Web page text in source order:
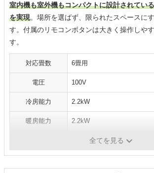
室内機も室外機もコンパクトに設計されてい
を実現。場所を選ばず、限られたスペースに
す。付属のリモコンボタンは大きく操作しや
す。
対応畳数 6畳用
電圧 100V
冷房能力 2.2kW
暖房能力 2.2kW
冷房：580W、暖房：470W
全てを見る